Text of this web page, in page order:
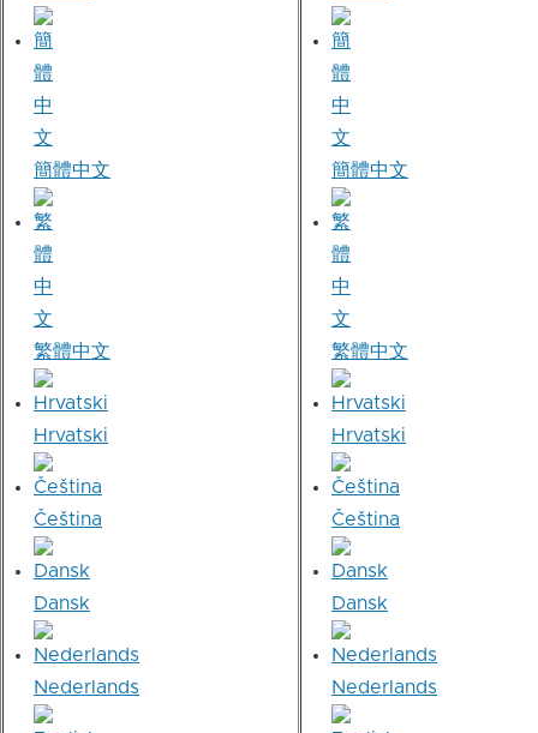
簡體中文
繁體中文
Hrvatski
Čeština
Dansk
Nederlands
簡體中文
繁體中文
Hrvatski
Čeština
Dansk
Nederlands